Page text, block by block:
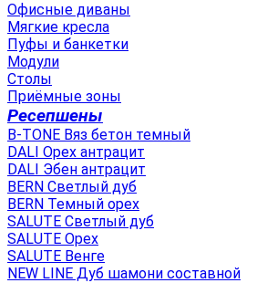
Офисные диваны
Мягкие кресла
Пуфы и банкетки
Модули
Столы
Приёмные зоны
Ресепшены
B-TONE Вяз бетон темный
DALI Орех антрацит
DALI Эбен антрацит
BERN Светлый дуб
BERN Темный орех
SALUTE Светлый дуб
SALUTE Орех
SALUTE Венге
NEW LINE Дуб шамони составной